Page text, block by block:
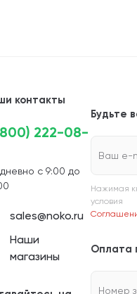
контакты
222-08-
с 9:00 до
sales@noko.ru
Наши
магазины
Будьте
Ваш e-
Нажимая
условия
Оплата
Номер